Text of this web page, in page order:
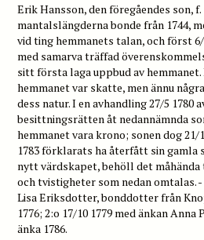
Erik Hansson, den föregåendes son,
mantalslängderna bonde från 1744,
vid ting hemmanets talan, och först 6/
med samarva träffad
sitt första laga uppbud av
hemmanet var skatte, men ännu
dess natur. I en avhandling 27/5 1780
besittningsrätten åt nedannämnda
hemmanet vara krono; sonen dog 21/
1783 förklarats ha återfått sin
nytt värdskapet, behöll det
och tvistigheter som nedan omtalas. -
Lisa Eriksdotter, bonddotter från
1776; 2:o 17/10 1779 med änkan Anna
änka 1786.